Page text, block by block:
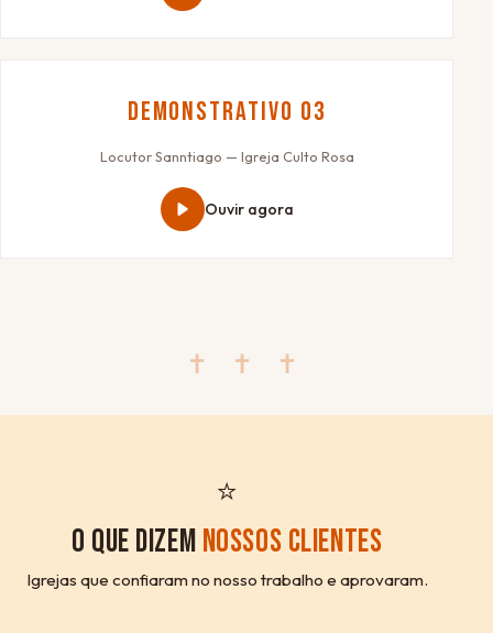
Demonstrativo 03
Locutor Sanntiago — Igreja Culto Rosa
Ouvir agora
✝ ✝ ✝
⭐
O QUE DIZEM NOSSOS CLIENTES
Igrejas que confiaram no nosso trabalho e aprovaram.